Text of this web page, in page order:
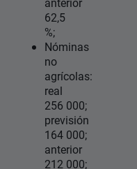
62,5
%;
Nóminas
no
agrícolas:
real
256 000;
previsión
164 000;
anterior
212 000;